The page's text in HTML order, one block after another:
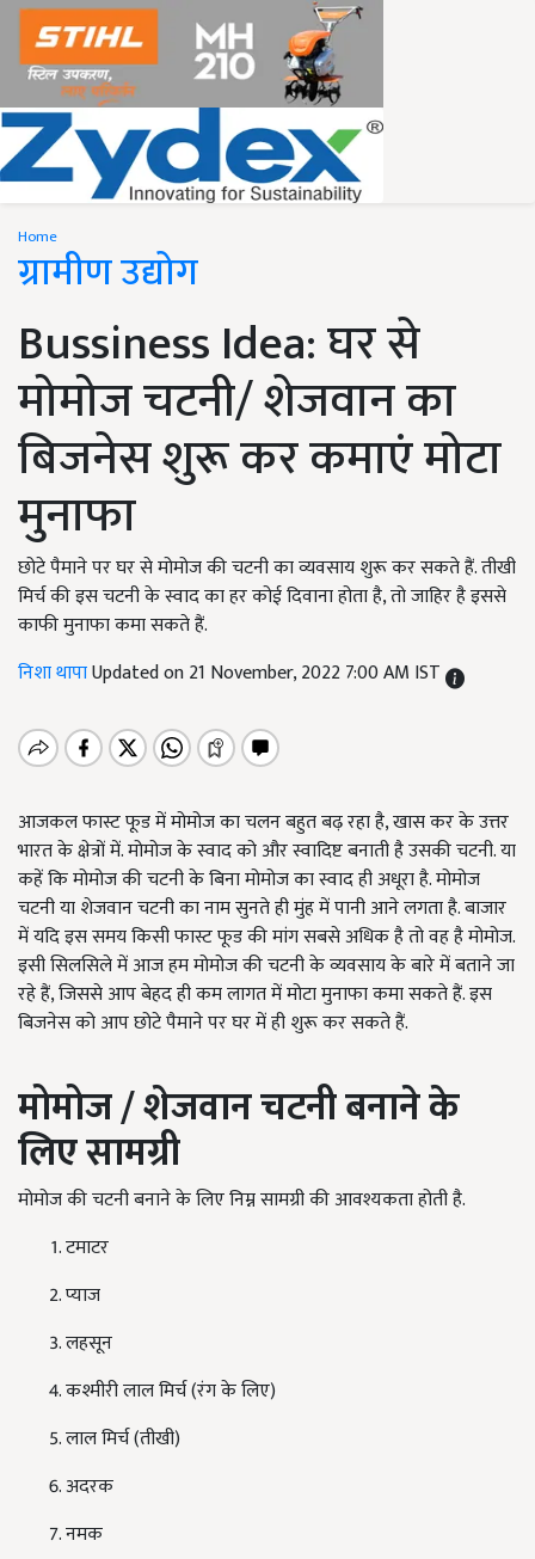
Home
ग्रामीण उद्योग
Bussiness Idea: घर से
मोमोज चटनी/ शेजवान का
बिजनेस शुरू कर कमाएं मोटा
मुनाफा
छोटे पैमाने पर घर से मोमोज की चटनी का व्यवसाय शुरू कर सकते हैं. तीखी
मिर्च की इस चटनी के स्वाद का हर कोई दिवाना होता है, तो जाहिर है इससे
काफी मुनाफा कमा सकते हैं.
निशा थापाUpdated on 21 November, 2022 7:00 AM IST
आजकल फास्ट फूड में मोमोज का चलन बहुत बढ़ रहा है, खास कर के उत्तर
भारत के क्षेत्रों में. मोमोज के स्वाद को और स्वादिष्ट बनाती है उसकी चटनी. या
कहें कि मोमोज की चटनी के बिना मोमोज का स्वाद ही अधूरा है. मोमोज
चटनी या शेजवान चटनी का नाम सुनते ही मुंह में पानी आने लगता है. बाजार
में यदि इस समय किसी फास्ट फूड की मांग सबसे अधिक है तो वह है मोमोज.
इसी सिलसिले में आज हम मोमोज की चटनी के व्यवसाय के बारे में बताने जा
रहे हैं, जिससे आप बेहद ही कम लागत में मोटा मुनाफा कमा सकते हैं. इस
बिजनेस को आप छोटे पैमाने पर घर में ही शुरू कर सकते हैं.
मोमोज / शेजवान चटनी बनाने के
लिए सामग्री
मोमोज की चटनी बनाने के लिए निम्न सामग्री की आवश्यकता होती है.
टमाटर
प्याज
लहसून
कश्मीरी लाल मिर्च (रंग के लिए)
लाल मिर्च (तीखी)
अदरक
नमक